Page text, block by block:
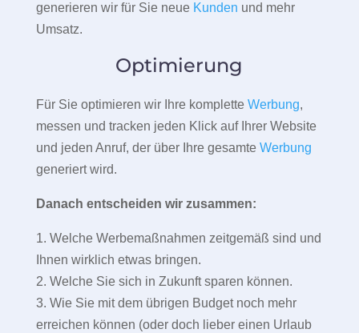
generieren wir für Sie neue Kunden und mehr
Umsatz.
Optimierung
Für Sie optimieren wir Ihre komplette Werbung,
messen und tracken jeden Klick auf Ihrer Website
und jeden Anruf, der über Ihre gesamte Werbung
generiert wird.
Danach entscheiden wir zusammen:
1. Welche Werbemaßnahmen zeitgemäß sind und
Ihnen wirklich etwas bringen.
2. Welche Sie sich in Zukunft sparen können.
3. Wie Sie mit dem übrigen Budget noch mehr
erreichen können (oder doch lieber einen Urlaub